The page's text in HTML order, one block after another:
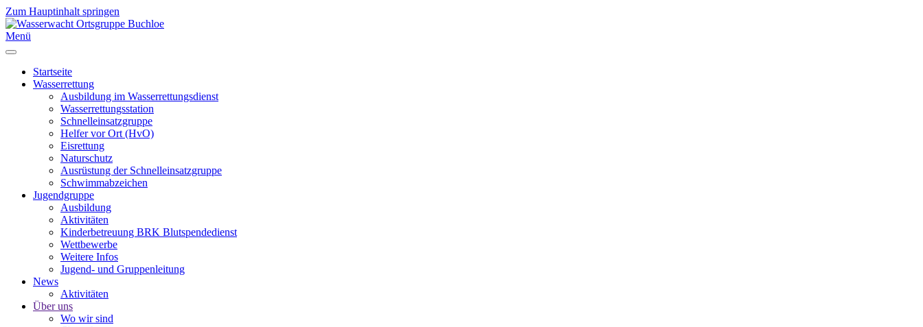
Zum Hauptinhalt springen
Menü
Startseite
Wasserrettung
Ausbildung im Wasserrettungsdienst
Wasserrettungsstation
Schnelleinsatzgruppe
Helfer vor Ort (HvO)
Eisrettung
Naturschutz
Ausrüstung der Schnelleinsatzgruppe
Schwimmabzeichen
Jugendgruppe
Ausbildung
Aktivitäten
Kinderbetreuung BRK Blutspendedienst
Wettbewerbe
Weitere Infos
Jugend- und Gruppenleitung
News
Aktivitäten
Über uns
Wo wir sind